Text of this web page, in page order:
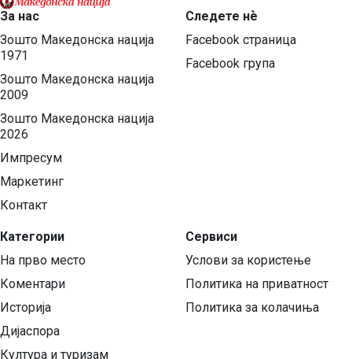
За нас
Зошто Македонска нација
1971
Зошто Македонска нација
2009
Зошто Македонска нација
2026
Импресум
Маркетинг
Контакт
Категории
На прво место
Коментари
Историја
Дијаспора
Култура и туризам
Следете нѐ
Facebook страница
Facebook група
Сервиси
Услови за користење
Политика на приватност
Политика за колачиња